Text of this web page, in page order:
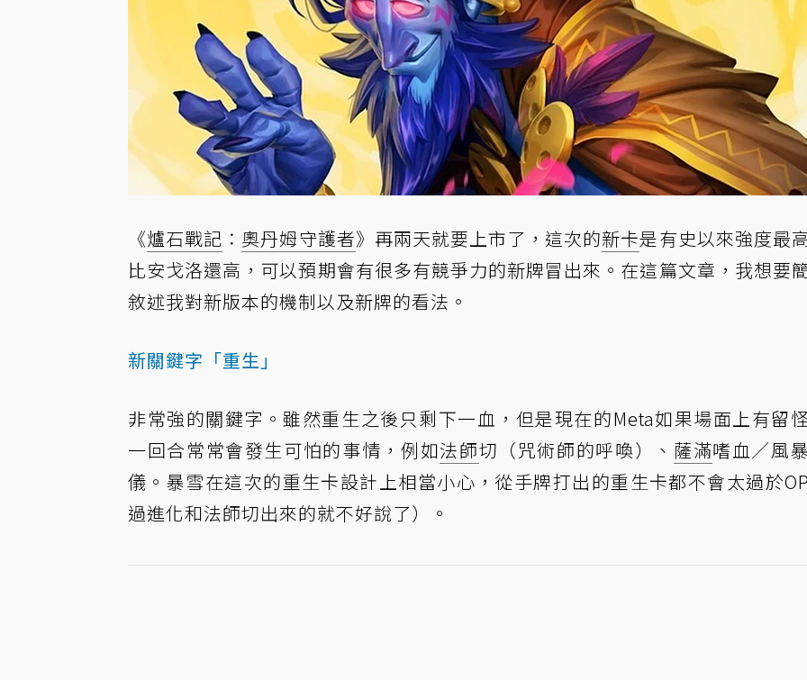
《爐石戰記 ： 奧丹姆守護者》再兩天就要上市了，這次的新卡是有史以來強度最
比安戈洛還高，可以預期會有很多有競爭力的新牌冒出來。在這篇文章，我想要
敘述我對新版本的機制以及新牌的看法。
新關鍵字「重生」
非常強的關鍵字。雖然重生之後只剩下一血，但是現在的Meta如果場面上有留
一回合常常會發生可怕的事情，例如法師切（咒術師的呼喚）、 薩滿嗜血／風
儀。暴雪在這次的重生卡設計上相當小心，從手牌打出的重生卡都不會太過於
過進化和法師切出來的就不好說了）。